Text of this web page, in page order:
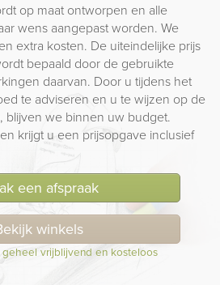
op maat ontworpen en alle
wens aangepast worden. We
extra kosten. De uiteindelijke prijs
bepaald door de gebruikte
daarvan. Door u tijdens het
te adviseren en u te wijzen op de
blijven we binnen uw budget.
krijgt u een prijsopgave inclusief
een afspraak
winkels
vrijblijvend en kosteloos